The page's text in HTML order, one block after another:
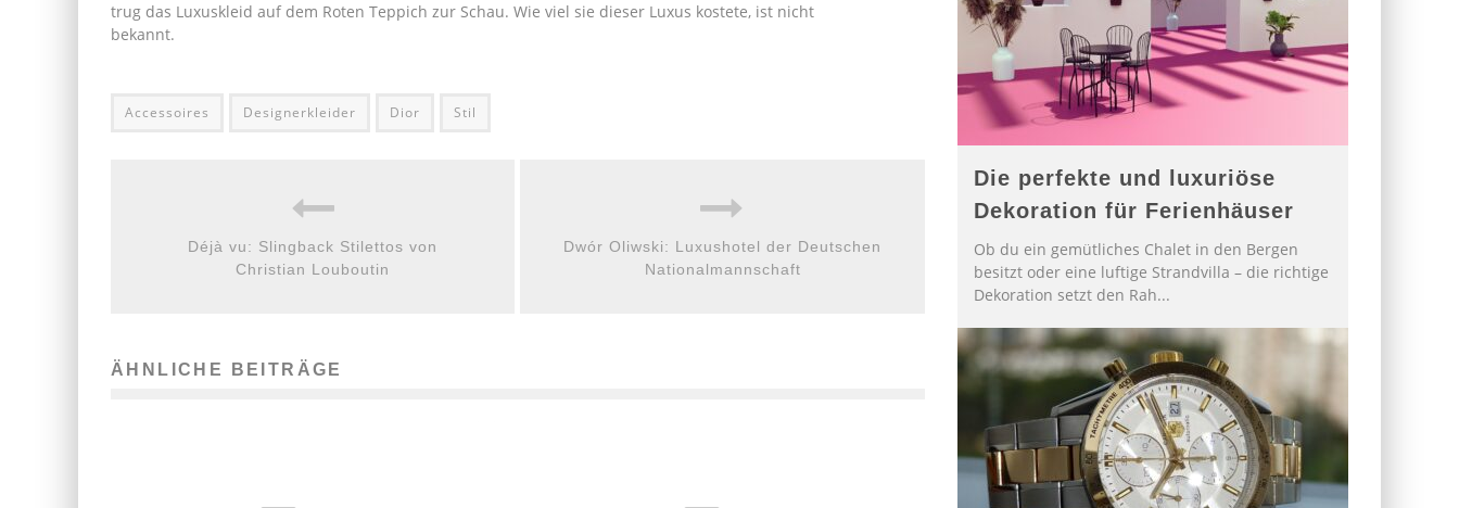
trug das Luxuskleid auf dem Roten Teppich zur Schau. Wie viel sie dieser Luxus kostete, ist nicht
bekannt.
Accessoires Designerkleider Dior Stil
Déjà vu: Slingback Stilettos von
Christian Louboutin
Dwór Oliwski: Luxushotel der Deutschen
Nationalmannschaft
ÄHNLICHE BEITRÄGE
Die perfekte und luxuriöse
Dekoration für Ferienhäuser
Ob du ein gemütliches Chalet in den Bergen
besitzt oder eine luftige Strandvilla – die richtige
Dekoration setzt den Rah...